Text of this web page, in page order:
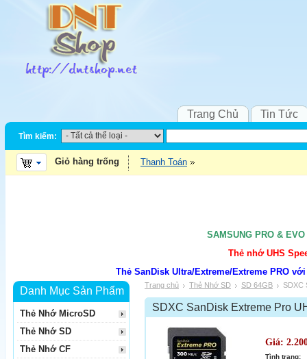
Trang Chủ Tin Tức
Tìm kiếm:
Giỏ hàng trống Thanh Toán
SAMSUNG PRO &
Thẻ nhớ UHS
Thẻ SanDisk Ultra/Extreme/Extreme PRO
Trang chủ Thẻ Nhớ SD SD 64GB SDXC
SDXC SanDisk Extreme Pro
Giá:
Tình trạng:
Danh Mục Sản Phẩm
Thẻ Nhớ MicroSD
Thẻ Nhớ SD
Thẻ Nhớ CF